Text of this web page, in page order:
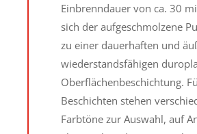
Einbrenndauer von ca. 30
sich der aufgeschmolzene
zu einer dauerhaften und
wiederstandsfähigen
Oberflächenbeschichtung.
Beschichten stehen
Farbtöne zur Auswahl, auf